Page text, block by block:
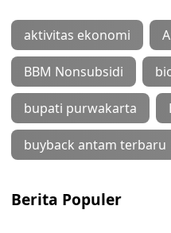
aktivitas ekonomi
BBM Nonsubsidi
bupati purwakarta
buyback antam terbaru
Berita Populer